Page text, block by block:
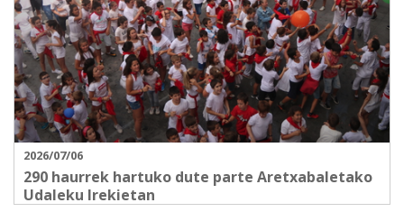
2026/07/06
290 haurrek hartuko dute parte Aretxabaletako
Udaleku Irekietan